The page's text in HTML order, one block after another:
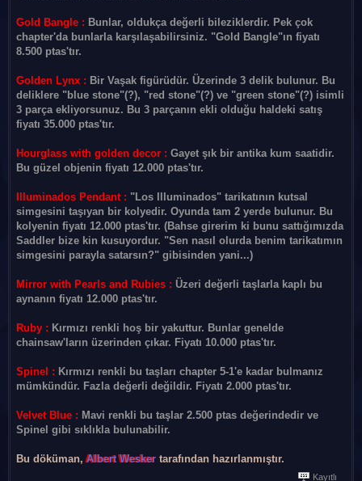
Gold Bangle : Bunlar, oldukça değerli bileziklerdir. Pek çok
chapter'da bunlarla karşılaşabilirsiniz. "Gold Bangle"ın fiyatı
8.500 ptas'tır.
Golden Lynx : Bir Vaşak figürüdür. Üzerinde 3 delik bulunur. Bu
deliklere "blue stone"(?), "red stone"(?) ve "green stone"(?) isimli
3 parça ekliyorsunuz. Bu 3 parçanın ekli olduğu haldeki satış
fiyatı 35.000 ptas'tır.
Hourglass with golden decor : Gayet şık bir antika kum saatidir.
Bu güzel objenin fiyatı 12.000 ptas'tır.
Illuminados Pendant : "Los Illuminados" tarikatının kutsal
simgesini taşıyan bir kolyedir. Oyunda tam 2 yerde bulunur. Bu
kolyenin fiyatı 12.000 ptas'tır. (Bahse girerim ki bunu sattığımızda
Saddler bize kin kusuyordur. "Sen nasıl olurda benim tarikatımın
simgesini parayla satarsın?" gibisinden yani...)
Mirror with Pearls and Rubies : Üzeri değerli taşlarla kaplı bu
aynanın fiyatı 12.000 ptas'tır.
Ruby : Kırmızı renkli hoş bir yakuttur. Bunlar genelde
chainsaw'ların üzerinden çıkar. Fiyatı 10.000 ptas'tır.
Spinel : Kırmızı renkli bu taşları chapter 5-1'e kadar bulmanız
mümkündür. Fazla değerli değildir. Fiyatı 2.000 ptas'tır.
Velvet Blue : Mavi renkli bu taşlar 2.500 ptas değerindedir ve
Spinel gibi sıklıkla bulunabilir.
Bu döküman,Albert Weskertarafından hazırlanmıştır.
Kayıtlı